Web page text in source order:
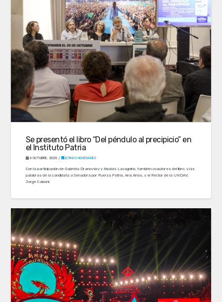
Se presentó el libro “Del péndulo al precipicio” en
el Instituto Patria
4 OCTUBRE, 2025 ÚLTIMAS NOVEDADES
Con la participación de Gabriela Dranovsky y Nicolás Lavagnino, también coautores del libro, y las
palabras de la candidata a Senadora por Fuerza Patria, Ana Arias, y el Rector de la UNDAV,
Jorge Calzoni.